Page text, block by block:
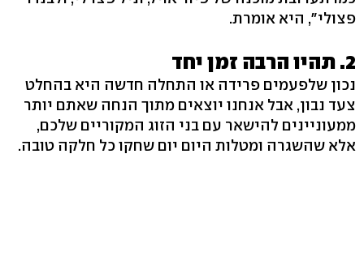
פצולי", היא אומרת.
2. תהיו הרבה זמן יחד
נכון שלפעמים פרידה או התחלה חדשה היא בהחלט
צעד נבון, אבל אנחנו יוצאים מתוך הנחה שאתם יותר
ממעוניינים להישאר עם בני הזוג המקוריים שלכם,
אלא שהשגרה ומטלות היום יום שחקו כל חלקה טובה.